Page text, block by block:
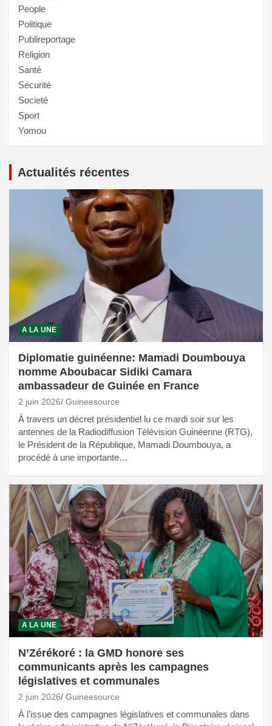
People
Politique
Publireportage
Religion
Santé
Sécurité
Societé
Sport
Yomou
Actualités récentes
A LA UNE
Diplomatie guinéenne: Mamadi Doumbouya
nomme Aboubacar Sidiki Camara
ambassadeur de Guinée en France
2 juin 2026 Guineesource
À travers un décret présidentiel lu ce mardi soir sur les
antennes de la Radiodiffusion Télévision Guinéenne (RTG),
le Président de la République, Mamadi Doumbouya, a
procédé à une importante…
A LA UNE
N’Zérékoré : la GMD honore ses
communicants après les campagnes
législatives et communales
2 juin 2026 Guineesource
À l’issue des campagnes législatives et communales dans